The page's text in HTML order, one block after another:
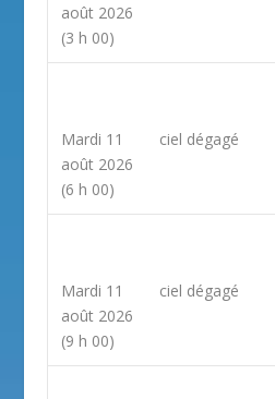
août 2026
(3 h 00)
Mardi 11
août 2026
(6 h 00)
ciel dégagé
Mardi 11
août 2026
(9 h 00)
ciel dégagé